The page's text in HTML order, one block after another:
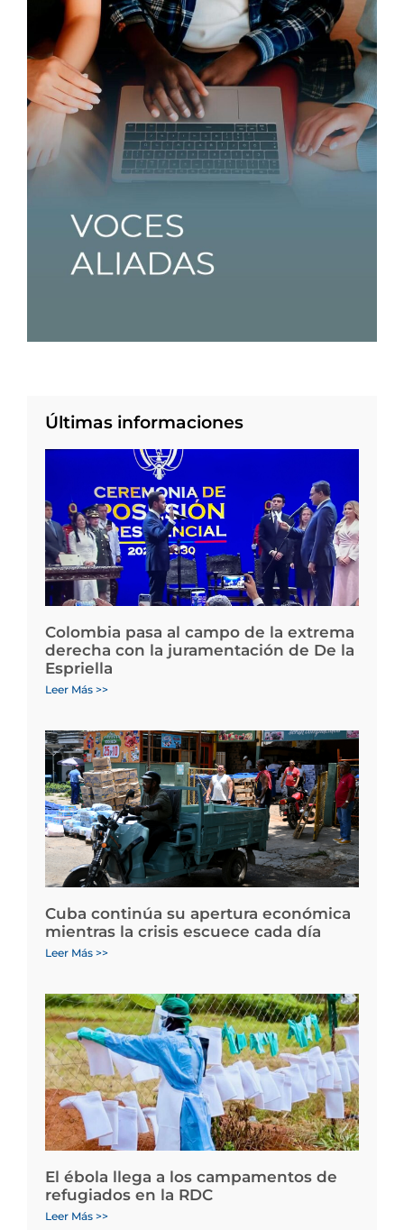
Últimas informaciones
Colombia pasa al campo de la extrema
derecha con la juramentación de De la
Espriella
Leer Más >>
Cuba continúa su apertura económica
mientras la crisis escuece cada día
Leer Más >>
El ébola llega a los campamentos de
refugiados en la RDC
Leer Más >>